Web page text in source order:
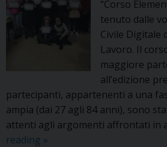
“Corso
tenuto dalle
Civile Digitale
Lavoro. Il
maggiore
all’edizione
partecipanti, appartenenti a una
ampia (dai 27 agli 84 anni), sono
attenti agli argomenti affrontati in
reading COL
»